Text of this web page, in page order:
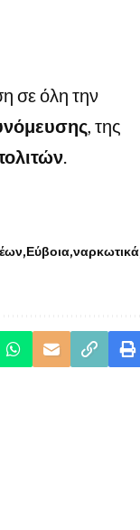
σε όλη την
, της
Εύβοια ναρκωτικά